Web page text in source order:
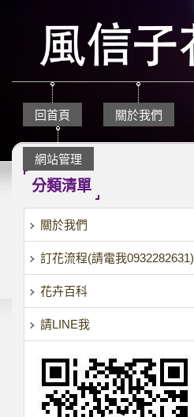
回首頁 關於我們
網站管理
分類清單
關於我們
訂花流程(請電我0932282631)
花卉百科
請LINE我